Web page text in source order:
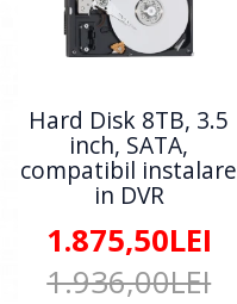
Hard Disk 8TB, 3.5
inch, SATA,
compatibil instalare
in DVR
1.875,50LEI
1.936,00LEI